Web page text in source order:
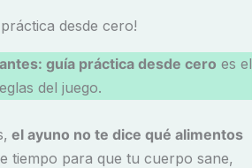
guía práctica desde cero es el
del juego.
el ayuno no te dice qué alimentos
tiempo para que tu cuerpo sane,